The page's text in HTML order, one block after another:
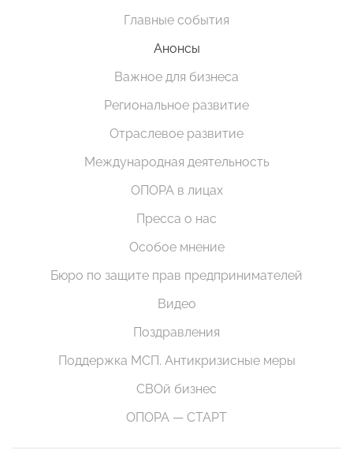
Главные события
Анонсы
Важное для бизнеса
Региональное развитие
Отраслевое развитие
Международная деятельность
ОПОРА в лицах
Пресса о нас
Особое мнение
Бюро по защите прав предпринимателей
Видео
Поздравления
Поддержка МСП. Антикризисные меры
СВОй бизнес
ОПОРА — СТАРТ